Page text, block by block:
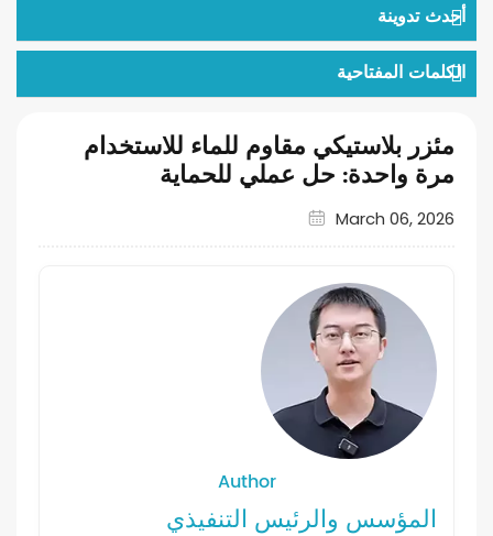
أحدث تدوينة
الكلمات المفتاحية
مئزر بلاستيكي مقاوم للماء للاستخدام
مرة واحدة: حل عملي للحماية
March 06, 2026
Author
المؤسس والرئيس التنفيذي